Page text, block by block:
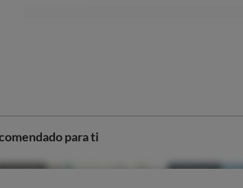
para ti